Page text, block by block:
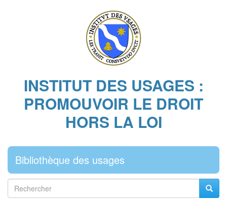
INSTITUT DES USAGES :
PROMOUVOIR LE DROIT
HORS LA LOI
Bibliothèque des usages
Rechercher